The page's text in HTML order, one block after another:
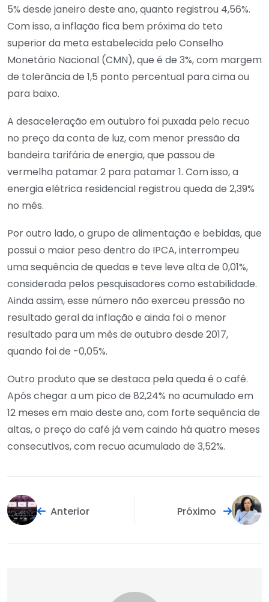
5% desde janeiro deste ano, quanto registrou 4,56%.
Com isso, a inflação fica bem próxima do teto
superior da meta estabelecida pelo Conselho
Monetário Nacional (CMN), que é de 3%, com margem
de tolerância de 1,5 ponto percentual para cima ou
para baixo.
A desaceleração em outubro foi puxada pelo recuo
no preço da conta de luz, com menor pressão da
bandeira tarifária de energia, que passou de
vermelha patamar 2 para patamar 1. Com isso, a
energia elétrica residencial registrou queda de 2,39%
no mês.
Por outro lado, o grupo de alimentação e bebidas, que
possui o maior peso dentro do IPCA, interrompeu
uma sequência de quedas e teve leve alta de 0,01%,
considerada pelos pesquisadores como estabilidade.
Ainda assim, esse número não exerceu pressão no
resultado geral da inflação e ainda foi o menor
resultado para um mês de outubro desde 2017,
quando foi de -0,05%.
Outro produto que se destaca pela queda é o café.
Após chegar a um pico de 82,24% no acumulado em
12 meses em maio deste ano, com forte sequência de
altas, o preço do café já vem caindo há quatro meses
consecutivos, com recuo acumulado de 3,52%.
Anterior Próximo